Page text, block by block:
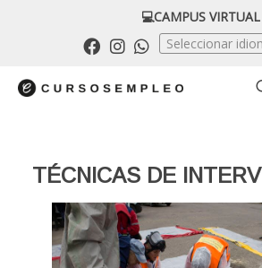
💻CAMPUS VIRTUAL
Seleccionar
TÉCNICAS DE